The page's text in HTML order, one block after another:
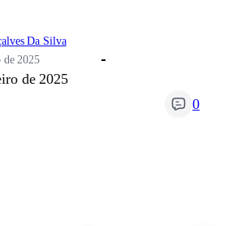
Da Silva
de 2025
de 2025
0